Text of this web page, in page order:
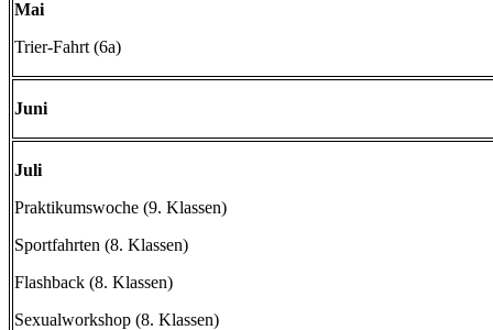
Mai
Trier-Fahrt (6a)
Juni
Juli
Praktikumswoche (9. Klassen)
Sportfahrten (8. Klassen)
Flashback (8. Klassen)
Sexualworkshop (8. Klassen)